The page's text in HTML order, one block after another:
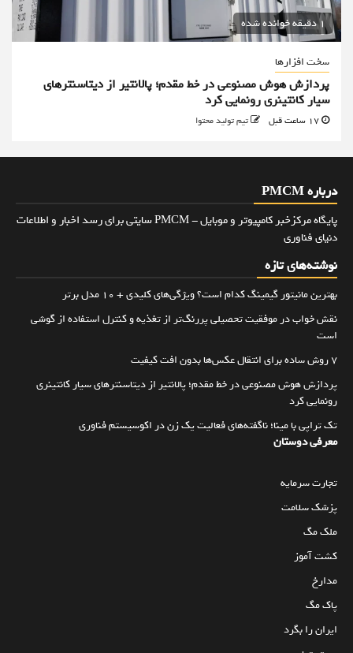
1 دقیقه خوانده شده
سخت افزارها
پردازش هوش مصنوعی در خط مقدم؛ پالانتیر از دیتاسنترهای
سیار کانتینری رونمایی کرد
تیم تولید محتوا
درباره PMCM
پایگاه مرکزخبر کامپیوتر و موبایل - PMCM سایتی برای رسد اخبار و اطلاعات
دنیای فناوری
نوشته‌های تازه
بهترین مانیتور گیمینگ کدام است؟ ویژگی‌های کلیدی + 10 مدل برتر
نقش خواب در موفقیت تحصیلی پررنگ‌تر از تغذیه و کنترل استفاده از گوشی
است
۷ روش ساده برای انتقال عکس‌ها بدون افت کیفیت
پردازش هوش مصنوعی در خط مقدم؛ پالانتیر از دیتاسنترهای سیار کانتینری
رونمایی کرد
تک تراپی با مینا؛ ناگفته‌های فعالیت یک زن در اکوسیستم فناوری
معرفی دوستان
تجارت سرمایه
پزشک سلامت
ملک مگ
کشت آموز
مدارخ
پاک مگ
ایران را بگرد